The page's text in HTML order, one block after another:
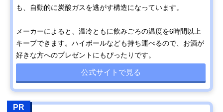
も、自動的に炭酸ガスを逃がす構造になっています。
メーカーによると、温冷ともに飲みごろの温度を6時間以上
キープできます。ハイボールなども持ち運べるので、お酒が
好きな方へのプレゼントにもぴったりです。
公式サイトで見る
PR